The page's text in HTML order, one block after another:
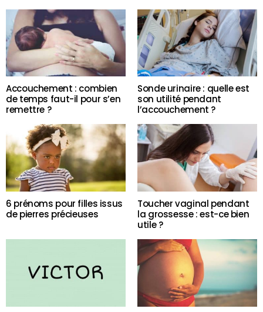
Accouchement : combien
de temps faut-il pour s’en
remettre ?
Sonde urinaire : quelle est
son utilité pendant
l’accouchement ?
6 prénoms pour filles issus
de pierres précieuses
Toucher vaginal pendant
la grossesse : est-ce bien
utile ?